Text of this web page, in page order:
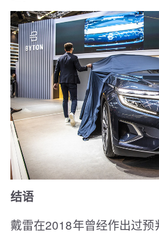
结语
戴雷在2018年曾经作出过预